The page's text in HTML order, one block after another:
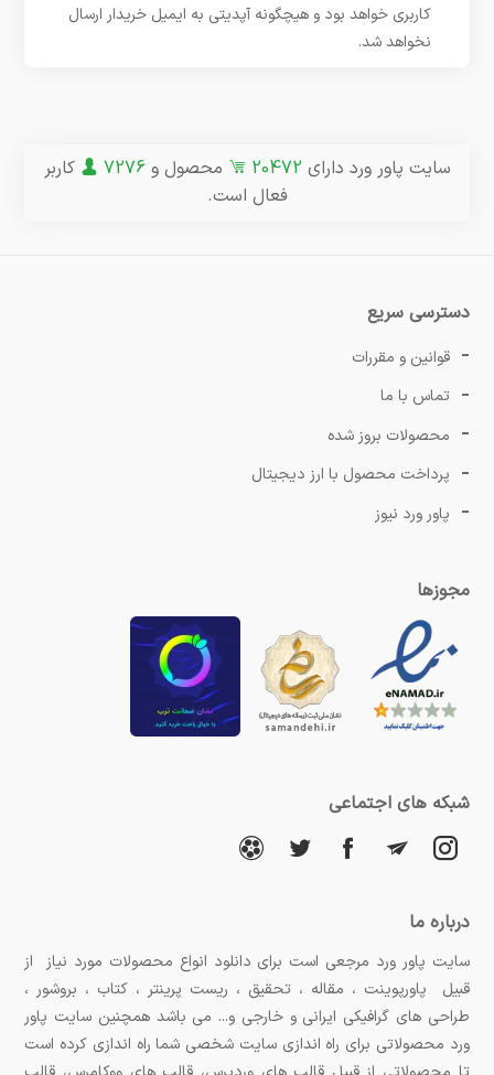
کاربری خواهد بود و هیچگونه آپدیتی به ایمیل خریدار ارسال
نخواهد شد.
سایت پاور ورد دارای 20472 محصول و7276
کاربر
فعال است.
دسترسی سریع
قوانین و مقررات
تماس با ما
محصولات بروز شده
پرداخت محصول با ارز دیجیتال
پاور ورد نیوز
مجوزها
شبکه های اجتماعی
درباره ما
سایت پاور ورد مرجعی است برای دانلود انواع محصولات مورد نیاز از
قبیل پاورپوینت ، مقاله ، تحقیق ، ریست پرینتر ، کتاب ، بروشور ،
طراحی های گرافیکی ایرانی و خارجی و... می باشد همچنین سایت پاور
ورد محصولاتی برای راه اندازی سایت شخصی شما راه اندازی کرده است